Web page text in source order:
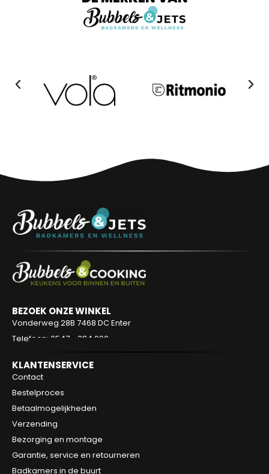
BEZOEK ONZE WINKEL
Vonderweg 28B 7468 DC Enter
Telefoon: 0547 - 384 000
KLANTENSERVICE
Contact
Bestelproces
Betaalmogelijkheden
Verzending
Bezorging en montage
Garantie, service en retourneren
Badkamers in de buurt